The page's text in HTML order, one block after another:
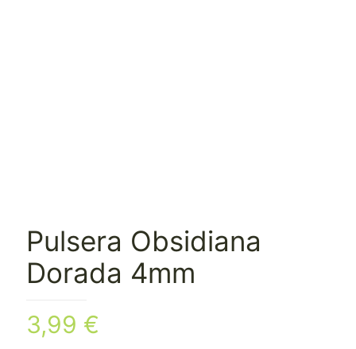
Pulsera Obsidiana
Dorada 4mm
3,99 €